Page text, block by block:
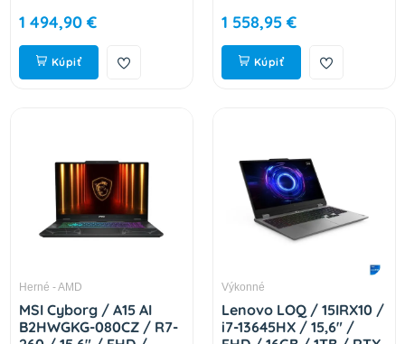
2R 83JE01CACK
1 494,90 €
Kúpiť
W11P / Silver / 3RNBD
DB04250_LNL_203
1 558,95 €
Kúpiť
Herné - AMD
MSI Cyborg / A15 AI
B2HWGKG-080CZ / R7-
Výkonné
Lenovo LOQ / 15IRX10 /
i7-13645HX / 15,6" /